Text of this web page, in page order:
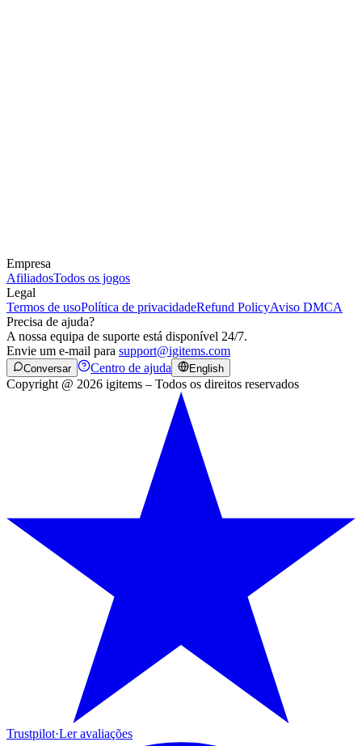
Empresa
AfiliadosTodos os jogos
Legal
Termos de usoPolítica de privacidadeRefund PolicyAviso DMCA
Precisa de ajuda?
A nossa equipa de suporte está disponível 24/7.
Envie um e-mail para support@igitems.com
Conversar Centro de ajuda English
Copyright @ 2026 igitems – Todos os direitos reservados
Trustpilot·Ler avaliações